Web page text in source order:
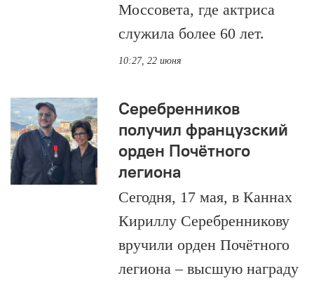
Моссовета, где актриса
служила более 60 лет.
10:27, 22 июня
Серебренников
получил французский
орден Почётного
легиона
Сегодня, 17 мая, в Каннах
Кириллу Серебренникову
вручили орден Почётного
легиона – высшую награду